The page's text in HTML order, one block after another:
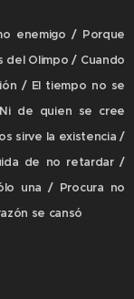
enemigo / Porque
Olimpo / Cuando
/ El tiempo no se
de quien se cree
sirve la existencia /
de no retardar /
una / Procura no
se cansó